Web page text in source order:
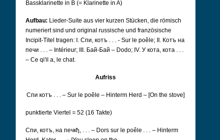
Bassklarinette in B (= Klarinette in A)
Aufbau: Lieder-Suite aus vier kurzen Stücken, die römisch
numeriert sind und original russische und französische
Incipit-Titel tragen: I. Спи, котъ . . . - Sur le poêle; II. Котъ на
печи . . . – Intérieur; III. Бай-Бай – Dodo; IV. У кота, кота . . .
– Ce qi'il a, le chat.
Aufriss
Cпи котъ . . . – Sur le poêle – Hinterm Herd – [On the stove]
punktierte Viertel = 52 (16 Takte)
Cпи, котъ, на печкђ, . . . – Dors sur le poêle . . . – Hinterm